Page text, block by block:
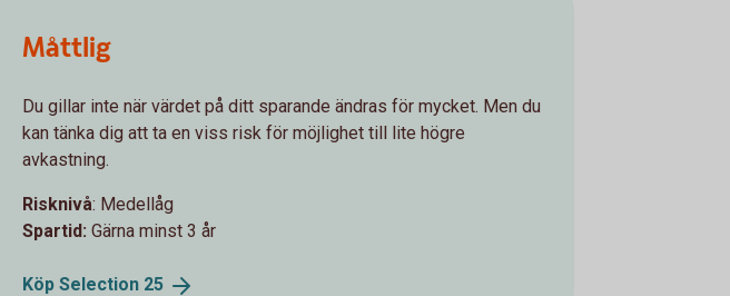
Måttlig
Du gillar inte när värdet på ditt sparande ändras för mycket. Men du
kan tänka dig att ta en viss risk för möjlighet till lite högre
avkastning.
Risknivå: Medellåg
Spartid: Gärna minst 3 år
Köp Selection 25